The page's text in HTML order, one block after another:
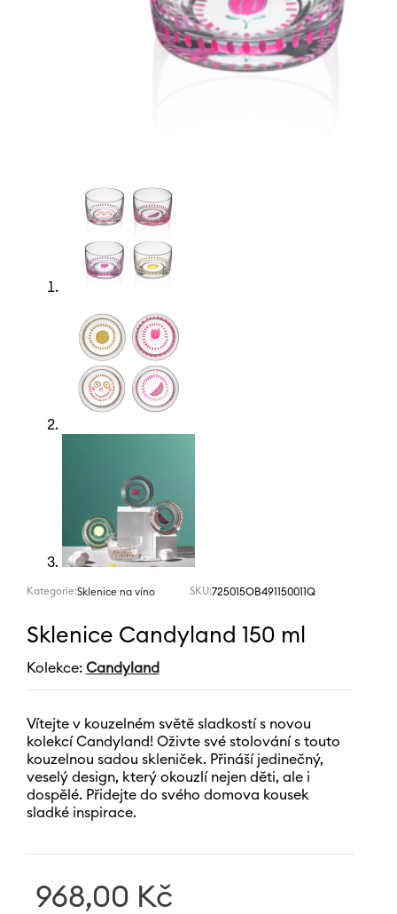
Kategorie:Sklenice na víno SKU:725015OB491150011Q
Sklenice Candyland 150 ml
Kolekce: Candyland
Vítejte v kouzelném světě sladkostí s novou
kolekcí Candyland! Oživte své stolování s touto
kouzelnou sadou skleniček. Přináší jedinečný,
veselý design, který okouzlí nejen děti, ale i
dospělé. Přidejte do svého domova kousek
sladké inspirace.
968,00 Kč